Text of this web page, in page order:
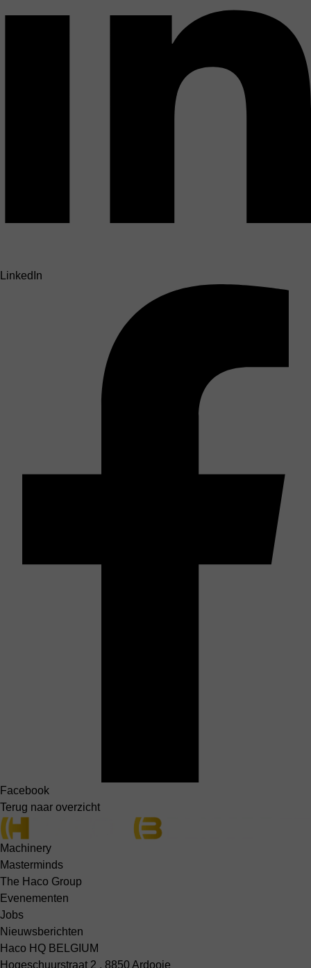
LinkedIn
Facebook
Terug naar overzicht
Machinery
Masterminds
The Haco Group
Evenementen
Jobs
Nieuwsberichten
Haco HQ BELGIUM
Hogeschuurstraat 2 , 8850 Ardooie